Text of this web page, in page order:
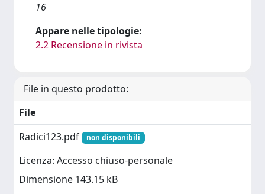
16
Appare nelle tipologie:
2.2 Recensione in rivista
File in questo prodotto:
File
Radici123.pdf
non disponibili
Licenza: Accesso chiuso-personale
Dimensione 143.15 kB